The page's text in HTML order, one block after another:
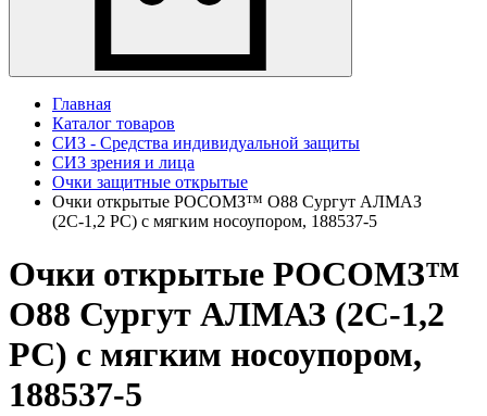
Главная
Каталог товаров
СИЗ - Средства индивидуальной защиты
СИЗ зрения и лица
Очки защитные открытые
Очки открытые РОСОМЗ™ О88 Сургут АЛМАЗ
(2С-1,2 PC) с мягким носоупором, 188537-5
Очки открытые РОСОМЗ™
О88 Сургут АЛМАЗ (2С-1,2
PC) с мягким носоупором,
188537-5